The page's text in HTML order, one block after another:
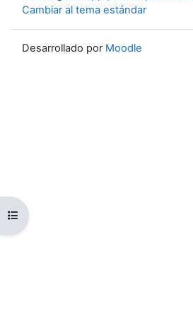
Abrir índice del curso
Cambiar al tema estándar
Desarrollado por Moodle